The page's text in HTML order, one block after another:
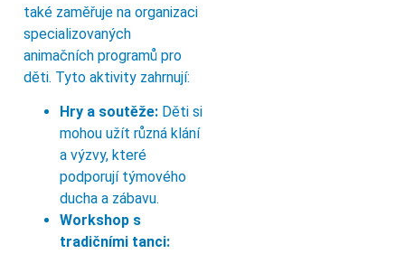
také zaměřuje na organizaci
specializovaných
animačních programů pro
děti. Tyto aktivity zahrnují:
Hry a soutěže: Děti si
mohou užít různá klání
a výzvy, které
podporují týmového
ducha a zábavu.
Workshop s
tradičními tanci: